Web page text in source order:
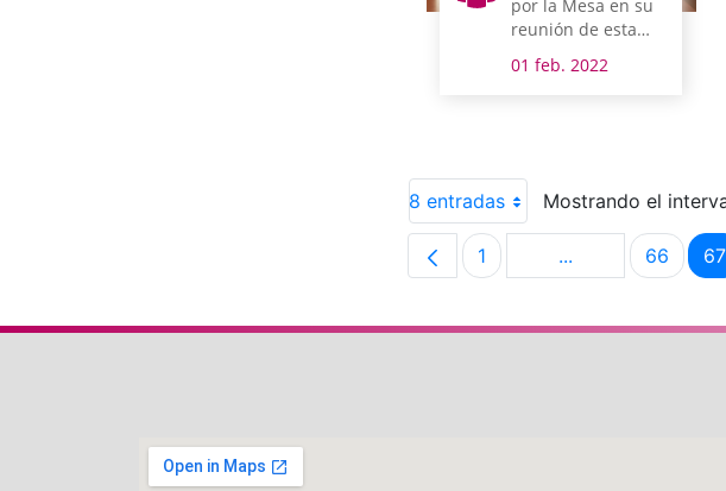
por la Mesa en su
reunión de esta
mañana
01 feb. 2022
8 entradas Mostrando el
Página
1 ...Páginas Página
66 67